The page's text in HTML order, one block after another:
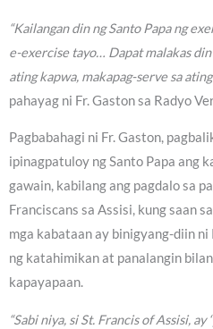
“Kailangan din ng Santo Papa ng
e-exercise tayo… Dapat malakas
ating kapwa, makapag-serve sa
pahayag ni Fr. Gaston sa Radyo
Pagbabahagi ni Fr. Gaston,
ipinagpatuloy ng Santo Papa ang
gawain, kabilang ang pagdalo sa
Franciscans sa Assisi, kung saan
mga kabataan ay binigyang-diin ni
ng katahimikan at panalangin
kapayapaan.
“Sabi niya, si St. Francis of Assisi,